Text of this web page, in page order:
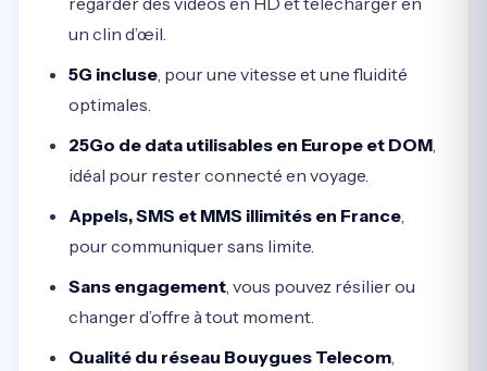
un clin d’œil.
5G incluse , pour une vitesse et une fluidité
optimales.
25Go de data utilisables en Europe et DOM
idéal pour rester connecté en voyage.
Appels, SMS et MMS illimités en France
pour communiquer sans limite.
Sans engagement , vous pouvez résilier ou
changer d’offre à tout moment.
Qualité du réseau Bouygues Telecom